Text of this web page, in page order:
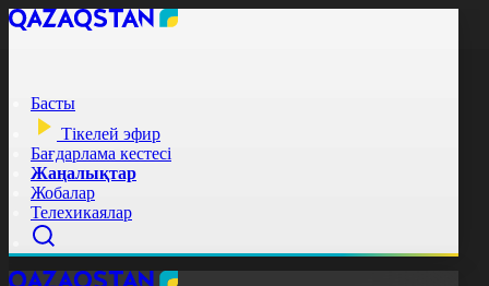
Басты
Тікелей эфир
Бағдарлама кестесі
Жаңалықтар
Жобалар
Телехикаялар